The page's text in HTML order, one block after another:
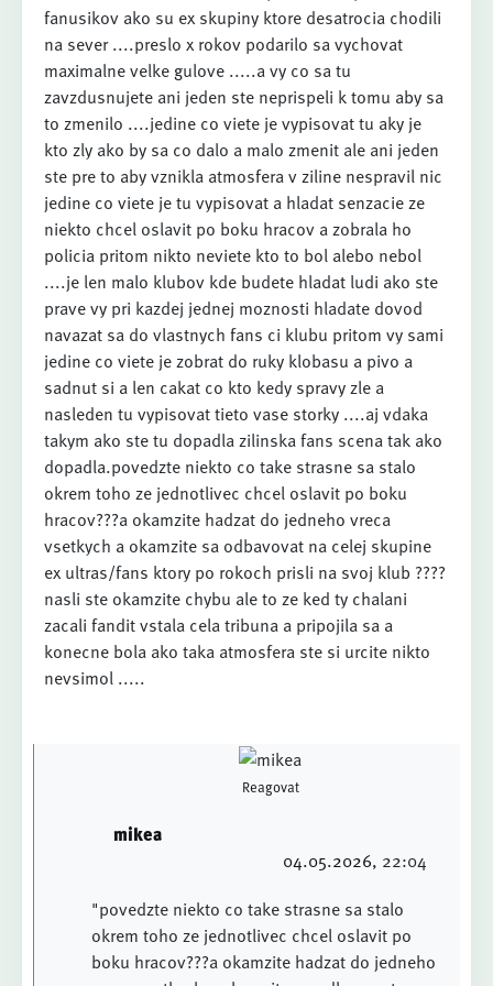
fanusikov ako su ex skupiny ktore desatrocia chodili
na sever ....preslo x rokov podarilo sa vychovat
maximalne velke gulove .....a vy co sa tu
zavzdusnujete ani jeden ste neprispeli k tomu aby sa
to zmenilo ....jedine co viete je vypisovat tu aky je
kto zly ako by sa co dalo a malo zmenit ale ani jeden
ste pre to aby vznikla atmosfera v ziline nespravil nic
jedine co viete je tu vypisovat a hladat senzacie ze
niekto chcel oslavit po boku hracov a zobrala ho
policia pritom nikto neviete kto to bol alebo nebol
....je len malo klubov kde budete hladat ludi ako ste
prave vy pri kazdej jednej moznosti hladate dovod
navazat sa do vlastnych fans ci klubu pritom vy sami
jedine co viete je zobrat do ruky klobasu a pivo a
sadnut si a len cakat co kto kedy spravy zle a
nasleden tu vypisovat tieto vase storky ....aj vdaka
takym ako ste tu dopadla zilinska fans scena tak ako
dopadla.povedzte niekto co take strasne sa stalo
okrem toho ze jednotlivec chcel oslavit po boku
hracov???a okamzite hadzat do jedneho vreca
vsetkych a okamzite sa odbavovat na celej skupine
ex ultras/fans ktory po rokoch prisli na svoj klub ????
nasli ste okamzite chybu ale to ze ked ty chalani
zacali fandit vstala cela tribuna a pripojila sa a
konecne bola ako taka atmosfera ste si urcite nikto
nevsimol .....
Reagovat
mikea
04.05.2026, 22:04
"povedzte niekto co take strasne sa stalo
okrem toho ze jednotlivec chcel oslavit po
boku hracov???a okamzite hadzat do jedneho